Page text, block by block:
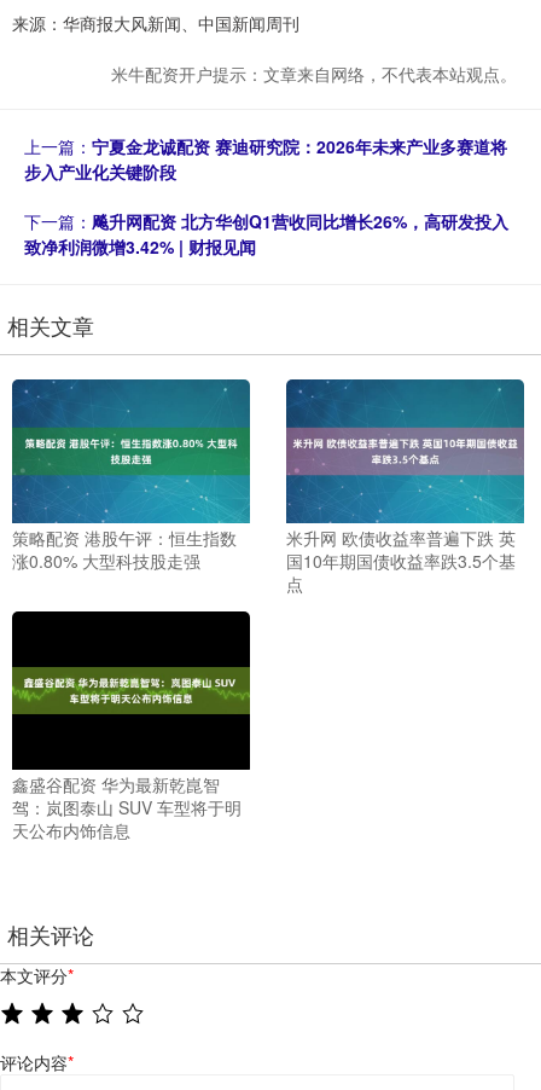
来源：华商报大风新闻、中国新闻周刊
米牛配资开户提示：文章来自网络，不代表本站观点。
上一篇： 宁夏金龙诚配资 赛迪研究院：2026年未来产业多赛道将
步入产业化关键阶段
下一篇： 飚升网配资 北方华创Q1营收同比增长26%，高研发投入
致净利润微增3.42% | 财报见闻
相关文章
策略配资 港股午评：恒生指数
涨0.80% 大型科技股走强
米升网 欧债收益率普遍下跌 英
国10年期国债收益率跌3.5个基
点
鑫盛谷配资 华为最新乾崑智
驾：岚图泰山 SUV 车型将于明
天公布内饰信息
相关评论
本文评分*
评论内容*